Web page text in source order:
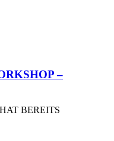
–
BEREITS